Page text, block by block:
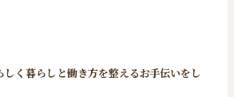
く暮らしと働き方を整えるお手伝いをし